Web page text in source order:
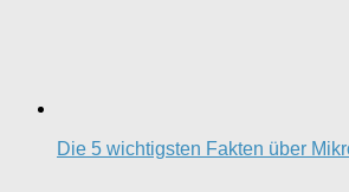
Die 5 wichtigsten Fakten über